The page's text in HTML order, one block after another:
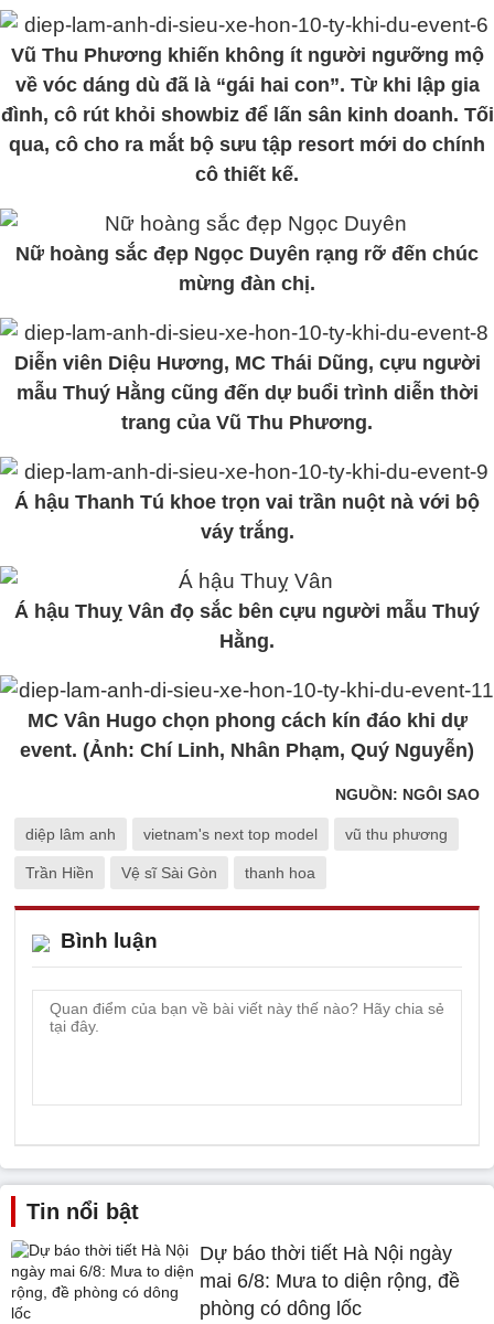
Vũ Thu Phương khiến không ít người ngưỡng mộ
về vóc dáng dù đã là “gái hai con”. Từ khi lập gia
đình, cô rút khỏi showbiz để lấn sân kinh doanh. Tối
qua, cô cho ra mắt bộ sưu tập resort mới do chính
cô thiết kế.
Nữ hoàng sắc đẹp Ngọc Duyên rạng rỡ đến chúc
mừng đàn chị.
Diễn viên Diệu Hương, MC Thái Dũng, cựu người
mẫu Thuý Hằng cũng đến dự buổi trình diễn thời
trang của Vũ Thu Phương.
Á hậu Thanh Tú khoe trọn vai trần nuột nà với bộ
váy trắng.
Á hậu Thuỵ Vân đọ sắc bên cựu người mẫu Thuý
Hằng.
MC Vân Hugo chọn phong cách kín đáo khi dự
event. (Ảnh: Chí Linh, Nhân Phạm, Quý Nguyễn)
NGUỒN: NGÔI SAO
diệp lâm anh vietnam's next top model vũ thu phương
Trần Hiền Vệ sĩ Sài Gòn thanh hoa
Bình luận
Tin nổi bật
Dự báo thời tiết Hà Nội ngày
mai 6/8: Mưa to diện rộng, đề
phòng có dông lốc